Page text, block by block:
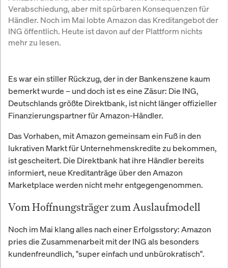
Verabschiedung, aber mit spürbaren Konsequenzen für
Händler. Noch im Mai lobte Amazon das Kreditangebot der
ING öffentlich. Heute ist davon auf der Plattform nichts
mehr zu lesen.
Es war ein stiller Rückzug, der in der Bankenszene kaum
bemerkt wurde – und doch ist es eine Zäsur: Die ING,
Deutschlands größte Direktbank, ist nicht länger offizieller
Finanzierungspartner für Amazon-Händler.
Das Vorhaben, mit Amazon gemeinsam ein Fuß in den
lukrativen Markt für Unternehmenskredite zu bekommen,
ist gescheitert. Die Direktbank hat ihre Händler bereits
informiert, neue Kreditanträge über den Amazon
Marketplace werden nicht mehr entgegengenommen.
Vom Hoffnungsträger zum Auslaufmodell
Noch im Mai klang alles nach einer Erfolgsstory: Amazon
pries die Zusammenarbeit mit der ING als besonders
kundenfreundlich, "super einfach und unbürokratisch".